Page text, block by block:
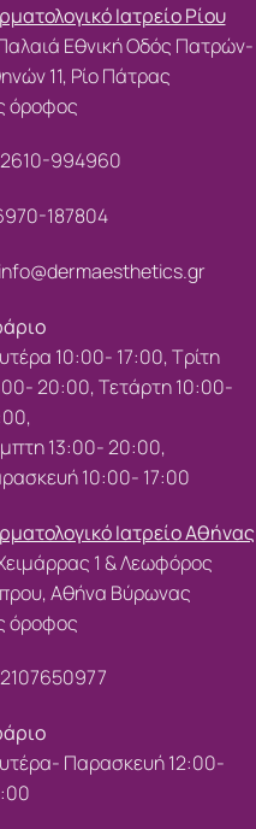
Ιατρείο Ρίου
Εθνική Οδός Πατρών-
11, Ρίο Πάτρας
όροφος
2610-994960
187804
info@dermaesthetics.gr
10:00- 17:00, Τρίτη
20:00, Τετάρτη 10:00-
13:00- 20:00,
10:00- 17:00
Ιατρείο Αθήνας
1 & Λεωφόρος
Αθήνα Βύρωνας
όροφος
2107650977
Παρασκευή 12:00-